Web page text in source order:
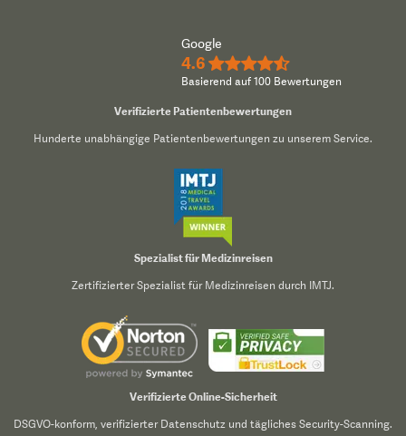
Google
4.6 ★★★★½
Basierend auf 100 Bewertungen
Verifizierte Patientenbewertungen
Hunderte unabhängige Patientenbewertungen zu unserem Service.
Spezialist für Medizinreisen
Zertifizierter Spezialist für Medizinreisen durch IMTJ.
Verifizierte Online-Sicherheit
DSGVO-konform, verifizierter Datenschutz und tägliches Security-Scanning.